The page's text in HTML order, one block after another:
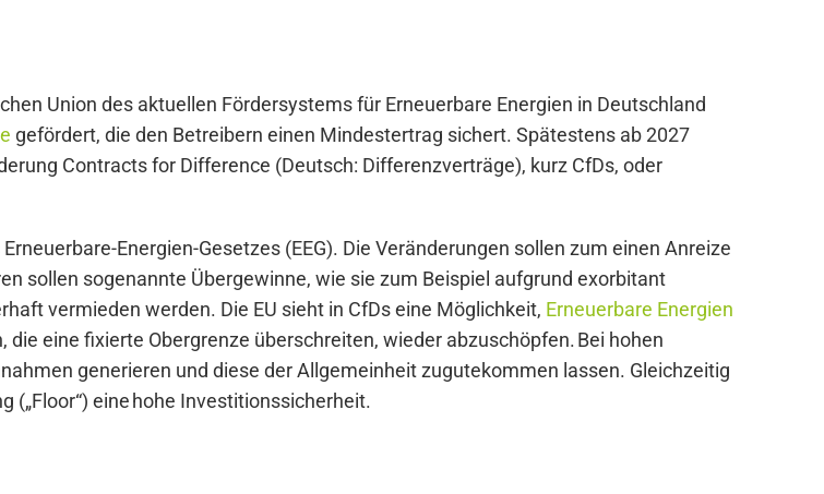
Union des aktuellen Fördersystems für Erneuerbare Energien in Deutschland
gefördert, die den Betreibern einen Mindestertrag sichert. Spätestens ab 2027
Contracts for Difference (Deutsch: Differenzverträge), kurz CfDs, oder
Energien-Gesetzes (EEG). Die Veränderungen sollen zum einen Anreize
sollen sogenannte Übergewinne, wie sie zum Beispiel aufgrund exorbitant
vermieden werden. Die EU sieht in CfDs eine Möglichkeit, Erneuerbare Energien
eine fixierte Obergrenze überschreiten, wieder abzuschöpfen. Bei hohen
generieren und diese der Allgemeinheit zugutekommen lassen. Gleichzeitig
eine hohe Investitionssicherheit.